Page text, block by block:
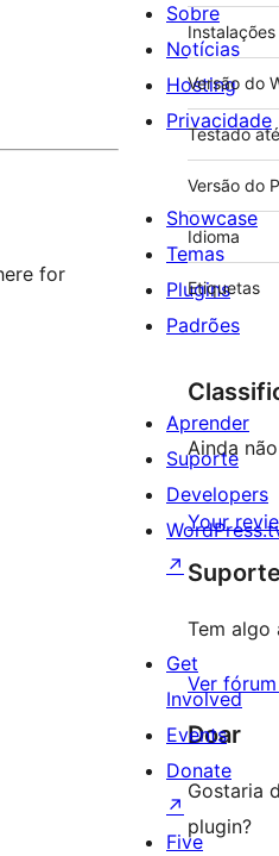
for
Versão do
Testado até
Versão do
Idioma
Etiquetas
Ainda
Your
Suporte
Tem algo
Ver
Doar
Gostaria
plugin?
Sobre
Notícias
Hosting
Privacidade
Showcase
Temas
Plugins
Padrões
Aprender
Suporte
Developers
↗
Get
Involved
Events
Donate
↗
Five